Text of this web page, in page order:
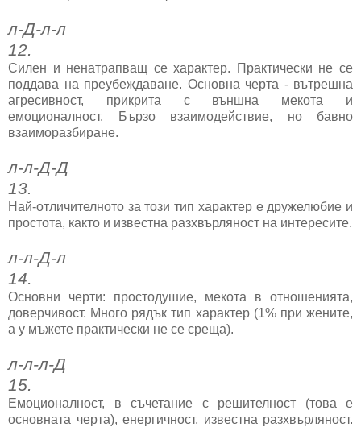
л-Д-л-л
12.
Силен и ненатрапващ се характер. Практически не се
поддава на преубеждаване. Основна черта - вътрешна
агресивност, прикрита с външна мекота и
емоционалност. Бързо взаимодействие, но бавно
взаиморазбиране.
л-л-Д-Д
13.
Най-отличителното за този тип характер е дружелюбие и
простота, както и известна разхвърляност на интересите.
л-л-Д-л
14.
Основни черти: простодушие, мекота в отношенията,
доверчивост. Много рядък тип характер (1% при жените,
а у мъжете практически не се среща).
л-л-л-Д
15.
Емоционалност, в съчетание с решителност (това е
основната черта), енергичност, известна разхвърляност.